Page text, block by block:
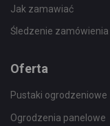
Jak zamawiać
Śledzenie zamówienia
Oferta
Pustaki ogrodzeniowe
Ogrodzenia panelowe